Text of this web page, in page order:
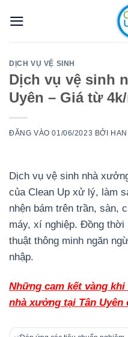
qua
DỊCH VỤ VỆ SINH
Dịch vụ vệ sinh
Uyên – Giá từ
ĐĂNG VÀO01/06/2023 BỞI
Dịch vụ vệ sinh nhà
của Clean Up xử lý, làm
nhện bám trên trần, sàn,
máy, xí nghiệp. Đồng
thuật thông minh ngăn
nhập.
Những cam kết vàng
nhà xưởng tại Tân Uyên